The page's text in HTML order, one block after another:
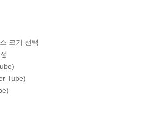
크기 선택
Tube)